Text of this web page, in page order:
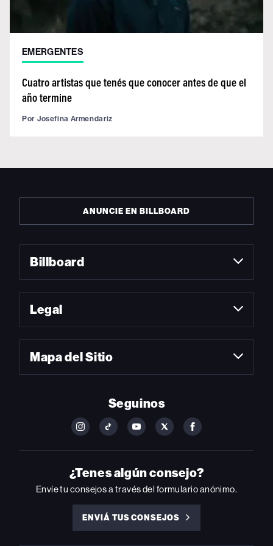
EMERGENTES
Cuatro artistas que tenés que conocer antes de que el
año termine
Por Josefina Armendariz
ANUNCIE EN BILLBOARD
Billboard
Legal
Mapa del Sitio
Seguinos
FOLLOW
ON
INSTAGRAM
FOLLOW
ON
YOUTUBE
FOLLOW
ON
YOUTUBE
FOLLOW
ON
FOLLOW
ON
FACEBOOK
¿Tenes algún consejo?
Envíe tu consejos a través del formulario anónimo.
ENVIÁ TUS CONSEJOS
ENVIÁ